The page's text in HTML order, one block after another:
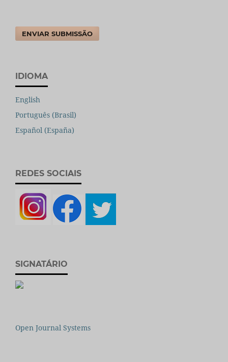
ENVIAR SUBMISSÃO
IDIOMA
English
Português (Brasil)
Español (España)
REDES SOCIAIS
SIGNATÁRIO
Open Journal Systems